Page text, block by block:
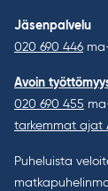
Jäsenpalvelu
020 690 446
Avoin
020 690 455
tarkemmat ajat
Puheluista